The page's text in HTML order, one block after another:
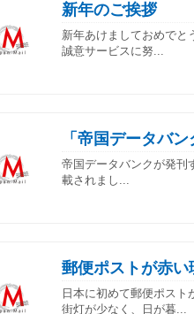
新年のご挨拶
新年あけましておめでと
誠意サービスに努...
「帝国データバ
帝国データバンクが発刊
載されまし...
郵便ポストが赤い
日本に初めて郵便ポス
街灯が少なく、日が暮...